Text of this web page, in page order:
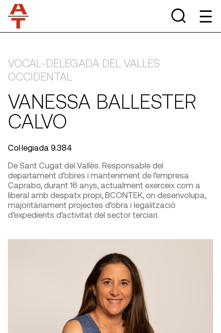
VOCAL-DELEGADA DEL VALLÈS
OCCIDENTAL
VANESSA BALLESTER
CALVO
Col·legiada 9.384
De Sant Cugat del Vallès. Responsable del
departament d’obres i manteniment de l’empresa
Caprabo, durant 16 anys, actualment exerceix com a
liberal amb despatx propi, BCONTEK, on desenvolupa,
majoritàriament projectes d’obra i legalització
d’expedients d’activitat del sector terciari.